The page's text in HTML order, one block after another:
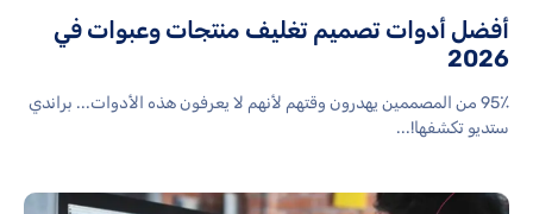
أفضل أدوات تصميم تغليف منتجات وعبوات في
2026
95٪ من المصممين يهدرون وقتهم لأنهم لا يعرفون هذه الأدوات... براندي
ستديو تكشفها!...